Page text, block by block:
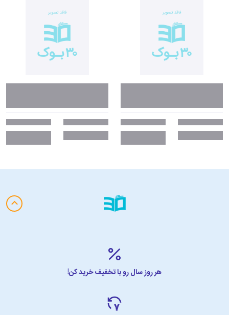
هر روز سال رو با تخفیف خرید کن!